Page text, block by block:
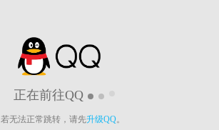
正在前往QQ
若无法正常跳转，请先升级QQ。